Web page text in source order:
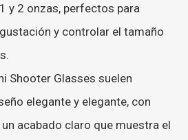
y 2 onzas, perfectos para
y controlar el tamaño
Shooter Glasses suelen
elegante y elegante, con
acabado claro que muestra el